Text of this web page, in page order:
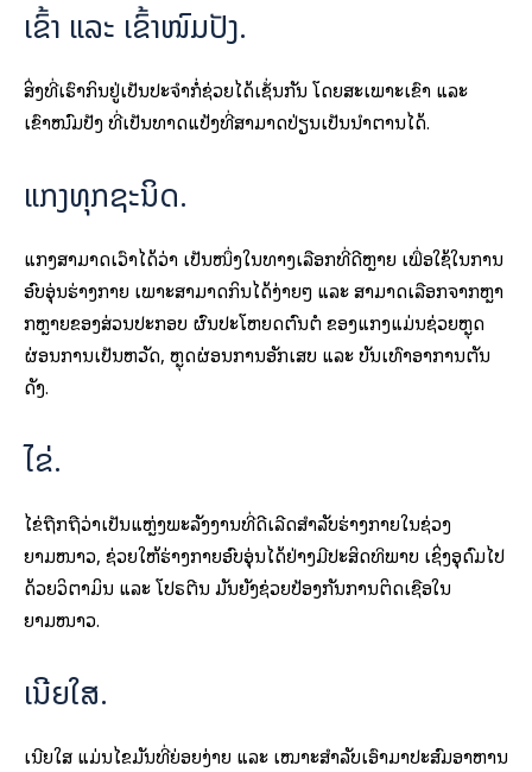
ເຂົ້າ ແລະ ເຂົ້າໜົມປັງ.
ສິ່ງທີ່ເຮົາກິນຢູ່ເປັນປະຈຳກໍ່ຊ່ວຍໄດ້ເຊັ່ນກັນ ໂດຍສະເພາະເຂົ້າ ແລະ
ເຂົ້າໜົມປັງ ທີ່ເປັນທາດແປ້ງທີ່ສາມາດປ່ຽນເປັນນໍ້າຕານໄດ້.
ແກງທຸກຊະນິດ.
ແກງສາມາດເວົ້າໄດ້ວ່າ ເປັນໜຶ່ງໃນທາງເລືອກທີ່ດີຫຼາຍ ເພື່ອໃຊ້ໃນການ
ອົບອຸ່ນຮ່າງກາຍ ເພາະສາມາດກິນໄດ້ງ່າຍໆ ແລະ ສາມາດເລືອກຈາກຫຼາ
ກຫຼາຍຂອງສ່ວນປະກອບ ຜົນປະໂຫຍດຕົ້ນຕໍ ຂອງແກງແມ່ນຊ່ວຍຫຼຸດ
ຜ່ອນການເປັນຫວັດ, ຫຼຸດຜ່ອນການອັກເສບ ແລະ ບັນເທົາອາການຕັນ
ດັງ.
ໄຂ່.
ໄຂ່ຖືກຖືວ່າເປັນແຫຼ່ງພະລັງງານທີ່ດີເລີດສໍາລັບຮ່າງກາຍໃນຊ່ວງ
ຍາມໜາວ, ຊ່ວຍໃຫ້ຮ່າງກາຍອົບອຸ່ນໄດ້ຢ່າງມີປະສິດທິພາບ ເຊິ່ງອຸດົມໄປ
ດ້ວຍວິຕາມິນ ແລະ ໂປຣຕີນ ມັນຍັງຊ່ວຍປ້ອງກັນການຕິດເຊື້ອໃນ
ຍາມໜາວ.
ເນີຍໃສ.
ເນີຍໃສ ແມ່ນໄຂມັນທີ່ຍ່ອຍງ່າຍ ແລະ ເໝາະສຳລັບເອົາມາປະສົມອາຫານ